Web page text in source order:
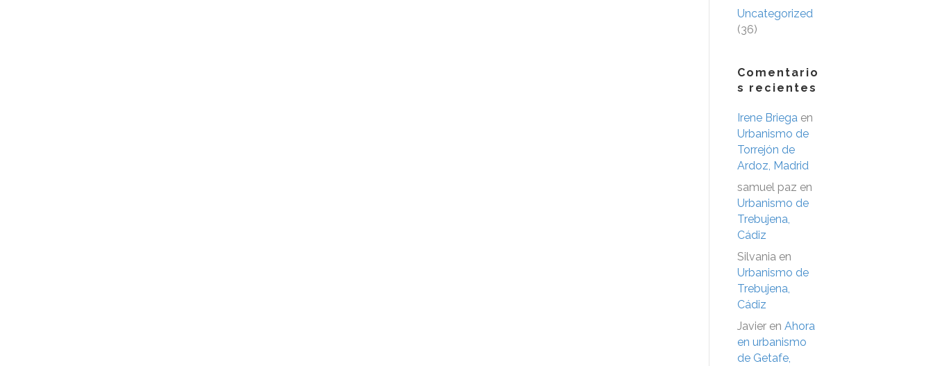
Uncategorized
(36)
Comentario
s recientes
Irene Briega en
Urbanismo de
Torrejón de
Ardoz, Madrid
samuel paz en
Urbanismo de
Trebujena,
Cádiz
Silvania en
Urbanismo de
Trebujena,
Cádiz
Javier en Ahora
en urbanismo
de Getafe,